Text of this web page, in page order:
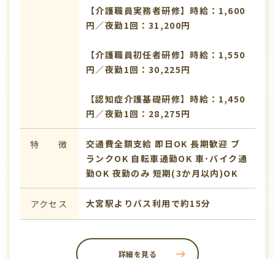
【介護職員実務者研修】時給：1,600
円／夜勤1回：31,200円
【介護職員初任者研修】時給：1,550
円／夜勤1回：30,225円
【認知症介護基礎研修】時給：1,450
円／夜勤1回：28,275円
特 徴 交通費全額支給 即日OK 長期歓迎 ブ
ランクOK 自転車通勤OK 車･バイク通
勤OK 夜勤のみ 短期(3か月以内)OK
アクセス 大宮駅よりバス利用で約15分
詳細を見る